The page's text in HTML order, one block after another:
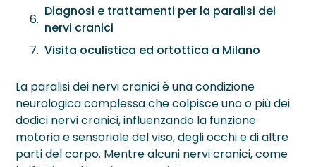
Diagnosi e trattamenti per la paralisi dei
nervi cranici
Visita oculistica ed ortottica a Milano
La paralisi dei nervi cranici è una condizione
neurologica complessa che colpisce uno o più dei
dodici nervi cranici, influenzando la funzione
motoria e sensoriale del viso, degli occhi e di altre
parti del corpo. Mentre alcuni nervi cranici, come
Maculopatie
Occhio Secco
Neurite Ottica
OCT – Segmento Posteriore
OCT – Segmento Anteriore
Pupillometria
Tonometria